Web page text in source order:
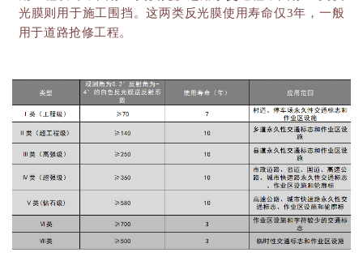
光膜则用于施工围挡。这两类反光膜使用寿命仅3年，一般
用于道路抢修工程。